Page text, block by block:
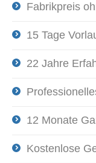
Fabrikpreis
15 Tage
22 Jahre
12 Monate
Kostenlose